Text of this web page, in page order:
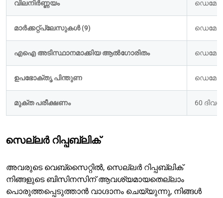
വിലനിർണ്ണയം ഡെമോ
മാർക്കറ്റ്പ്ലേസുകൾ (9) ഡെമോ
എഐ അടിസ്ഥാനമാക്കിയ ആൽഗോരിതം ഡെമോ
ഉപഭോക്തൃ പിന്തുണ ഡെമോ
മുക്ത പരീക്ഷണം 60
സെല്ലർ റിപ്പബ്ലിക്
അവരുടെ വെബ്സൈറ്റിൽ, സെല്ലർ റിപ്പബ്ലിക്
നിങ്ങളുടെ ബിസിനസിന് ആവശ്യമായതെല്ലാം
പൊരുത്തപ്പെടുത്താൻ വാഗ്ദാനം ചെയ്യുന്നു, നിങ്ങൾ